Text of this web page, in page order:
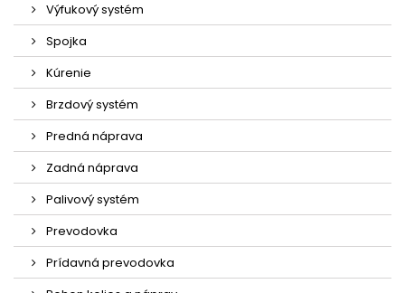
Výfukový systém
Spojka
Kúrenie
Brzdový systém
Predná náprava
Zadná náprava
Palivový systém
Prevodovka
Prídavná prevodovka